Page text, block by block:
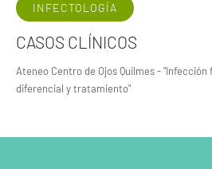
INFECTOLOGÍA
CASOS CLÍNICOS
Ateneo Centro de Ojos Quilmes -
diferencial y tratamiento"